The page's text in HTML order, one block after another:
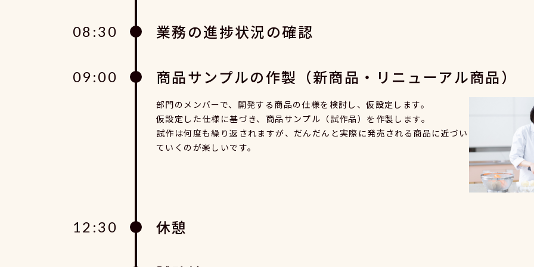
08:30 業務の進捗状況の確認
09:00 商品サンプルの作製（新商品・リニューアル商品）
部門のメンバーで、開発する商品の仕様を検討し、仮設定します。
仮設定した仕様に基づき、商品サンプル（試作品）を作製します。
試作は何度も繰り返されますが、だんだんと実際に発売される商品に近づい
ていくのが楽しいです。
12:30 休憩